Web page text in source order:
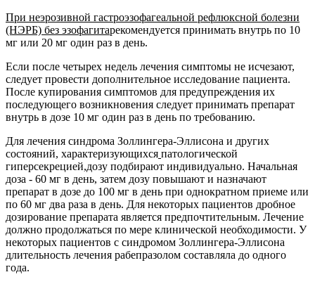
При неэрозивной гастроэзофагеальной рефлюксной болезни
(НЭРБ) без эзофагитарекомендуется принимать внутрь по 10
мг или 20 мг один раз в день.
Если после четырех недель лечения симптомы не исчезают,
следует провести дополнительное исследование пациента.
После купирования симптомов для предупреждения их
последующего возникновения следует принимать препарат
внутрь в дозе 10 мг один раз в день по требованию.
Для лечения синдрома Золлингера-Эллисона и других
состояний, характеризующихся патологической
гиперсекрецией,дозу подбирают индивидуально. Начальная
доза - 60 мг в день, затем дозу повышают и назначают
препарат в дозе до 100 мг в день при однократном приеме или
по 60 мг два раза в день. Для некоторых пациентов дробное
дозирование препарата является предпочтительным. Лечение
должно продолжаться по мере клинической необходимости. У
некоторых пациентов с синдромом Золлингера-Эллисона
длительность лечения рабепразолом составляла до одного
года.